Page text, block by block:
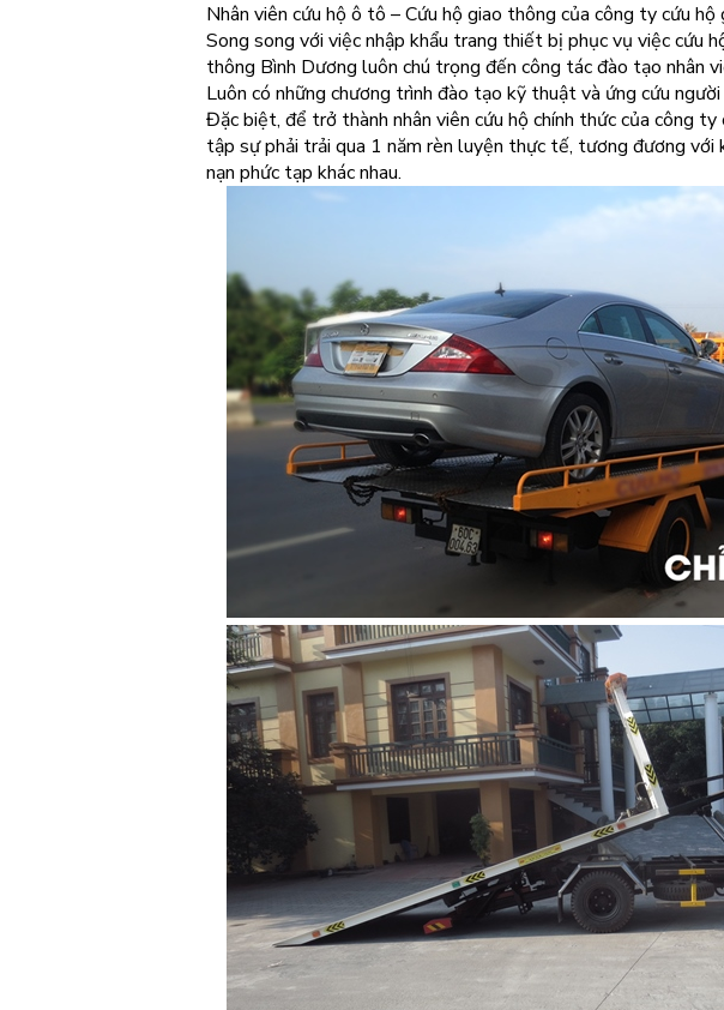
Nhân viên cứu hộ ô tô – Cứu hộ giao thông của công ty cứu
Song song với việc nhập khẩu trang thiết bị phục vụ việc cứu
thông Bình Dương luôn chú trọng đến công tác đào tạo nhân
Luôn có những chương trình đào tạo kỹ thuật và ứng cứu
Đặc biệt, để trở thành nhân viên cứu hộ chính thức của công ty
tập sự phải trải qua 1 năm rèn luyện thực tế, tương đương
nạn phức tạp khác nhau.